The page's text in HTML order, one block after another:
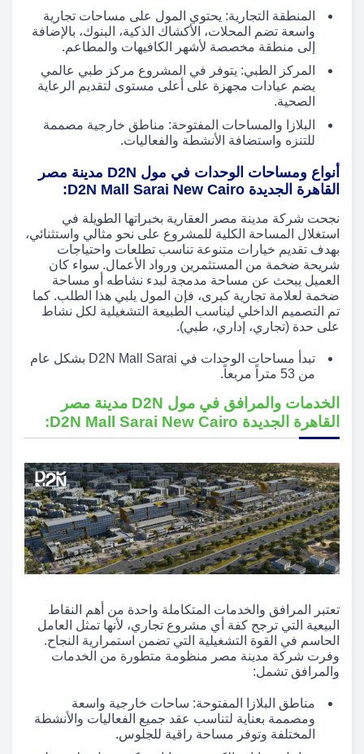
المنطقة التجارية: يحتوي المول على مساحات تجارية
واسعة تضم المحلات، الأكشاك الذكية، البنوك، بالإضافة
إلى منطقة مخصصة لأشهر الكافيهات والمطاعم.
المركز الطبي: يتوفر في المشروع مركز طبي عالمي
يضم عيادات مجهزة على أعلى مستوى لتقديم الرعاية
الصحية.
البلازا والمساحات المفتوحة: مناطق خارجية مصممة
للتنزه واستضافة الأنشطة والفعاليات.
أنواع ومساحات الوحدات في مول D2N مدينة مصر
القاهرة الجديدة D2N Mall Sarai New Cairo:
نجحت شركة مدينة مصر العقارية بخبراتها الطويلة في
استغلال المساحة الكلية للمشروع على نحو مثالي واستثنائي،
بهدف تقديم خيارات متنوعة تناسب تطلعات واحتياجات
شريحة ضخمة من المستثمرين ورواد الأعمال. سواء كان
العميل يبحث عن مساحة مدمجة لبدء نشاطه أو مساحة
ضخمة لعلامة تجارية كبرى، فإن المول يلبي هذا الطلب. كما
تم التصميم الداخلي ليناسب الطبيعة التشغيلية لكل نشاط
على حدة (تجاري، إداري، طبي).
تبدأ مساحات الوحدات في D2N Mall Sarai بشكل عام
من 53 متراً مربعاً.
الخدمات والمرافق في مول D2N مدينة مصر
القاهرة الجديدة D2N Mall Sarai New Cairo:
تعتبر المرافق والخدمات المتكاملة واحدة من أهم النقاط
البيعية التي ترجح كفة أي مشروع تجاري، لأنها تمثل العامل
الحاسم في القوة التشغيلية التي تضمن استمرارية النجاح.
وفرت شركة مدينة مصر منظومة متطورة من الخدمات
والمرافق تشمل:
مناطق البلازا المفتوحة: ساحات خارجية واسعة
ومصممة بعناية لتناسب عقد جميع الفعاليات والأنشطة
المختلفة وتوفر مساحة راقية للجلوس.